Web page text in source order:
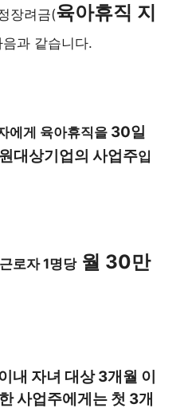
장려금(육아휴직 지
과 같습니다.
에게 육아휴직을 30일
대상기업의 사업주입
로자 1명당월 30만
내 자녀 대상 3개월 이
사업주에게는 첫 3개